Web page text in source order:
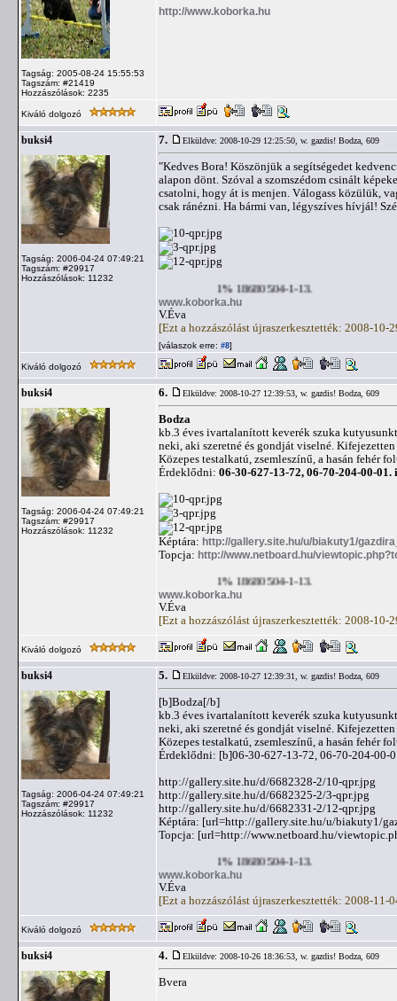
Tagság: 2005-08-24 15:55:53
Tagszám: #21419
Hozzászólások: 2235
http://www.koborka.hu
Kiváló dolgozó
buksi4
Tagság: 2006-04-24 07:49:21
Tagszám: #29917
Hozzászólások: 11232
7. Elküldve: 2008-10-29 12:25:50, w. gazdis! Bodza, 609
"Kedves Bora! Köszönjük a segítségedet
alapon dönt. Szóval a szomszédom csinált
csatolni, hogy át is menjen. Válogass közülük,
csak ránézni. Ha bármi van, légyszíves hívjál!
1% 18680504-1-13.
www.koborka.hu
V.Éva
[Ezt a hozzászólást újraszerkesztették: 2008-10-
[válaszok erre: #8]
Kiváló dolgozó
buksi4
Tagság: 2006-04-24 07:49:21
Tagszám: #29917
Hozzászólások: 11232
6. Elküldve: 2008-10-27 12:39:53, w. gazdis! Bodza, 609
Bodza
kb.3 éves ivartalanított keverék szuka
neki, aki szeretné és gondját viselné.
Közepes testalkatú, zsemleszínű, a hasán fehér
Érdeklődni: 06-30-627-13-72, 06-70-204-00-01.
Képtára: http://gallery.site.hu/u/biakuty1/
Topcja: http://www.netboard.hu/
1% 18680504-1-13.
www.koborka.hu
V.Éva
[Ezt a hozzászólást újraszerkesztették: 2008-10-
Kiváló dolgozó
buksi4
Tagság: 2006-04-24 07:49:21
Tagszám: #29917
Hozzászólások: 11232
5. Elküldve: 2008-10-27 12:39:31, w. gazdis! Bodza, 609
[b]Bodza[/b]
kb.3 éves ivartalanított keverék szuka
neki, aki szeretné és gondját viselné.
Közepes testalkatú, zsemleszínű, a hasán fehér
Érdeklődni: [b]06-30-627-13-72, 06-70-204-00-
http://gallery.site.hu/d/6682328-2/10-qpr.jpg
http://gallery.site.hu/d/6682325-2/3-qpr.jpg
http://gallery.site.hu/d/6682331-2/12-qpr.jpg
Képtára: [url=http://gallery.site.hu/u/biakuty1/
Topcja: [url=http://www.netboard.hu/
1% 18680504-1-13.
www.koborka.hu
V.Éva
[Ezt a hozzászólást újraszerkesztették: 2008-11-
Kiváló dolgozó
buksi4 4. Elküldve: 2008-10-26 18:36:53, w. gazdis! Bodza, 609
Bvera